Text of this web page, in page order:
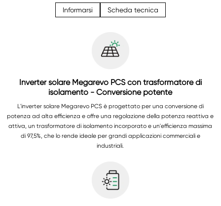
Informarsi Scheda tecnica
Inverter solare Megarevo PCS con trasformatore di
isolamento - Conversione potente
L'inverter solare Megarevo PCS è progettato per una conversione di
potenza ad alta efficienza e offre una regolazione della potenza reattiva e
attiva, un trasformatore di isolamento incorporato e un'efficienza massima
di 97,5%, che lo rende ideale per grandi applicazioni commerciali e
industriali.